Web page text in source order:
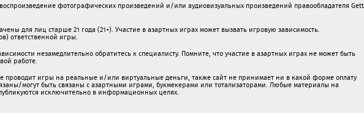
фотографических произведений и/или аудиовизуальных произведений правообладателя
для лиц старше 21 года (21+). Участие в азартных играх может вызвать игровую зависимость.
ответственной игры.
незамедлительно обратитесь к специалисту. Помните, что участие в азартных играх не может быть
работе.
игры на реальные и/или виртуальные деньги, также сайт не принимает ни в какой форме oплaту
могут быть связаны c азартными игрaми, букмекерами или тотализаторами. Любые материалы на
исключительно в информационных целях.